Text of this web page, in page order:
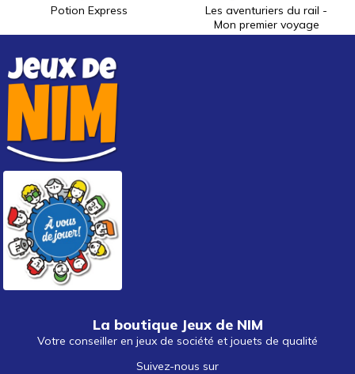
Potion Express
Les aventuriers du rail -
Mon premier voyage
La boutique Jeux de NIM
Votre conseiller en jeux de société et jouets de qualité
Suivez-nous sur